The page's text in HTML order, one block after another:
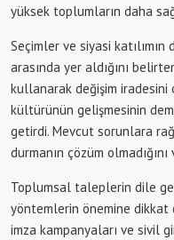
yüksek toplumların daha
Seçimler ve siyasi
arasında yer aldığını
kullanarak değişim iradesini
kültürünün gelişmesinin
getirdi. Mevcut sorunlara
durmanın çözüm olmadığını
Toplumsal taleplerin dile
yöntemlerin önemine dikkat
imza kampanyaları ve sivil